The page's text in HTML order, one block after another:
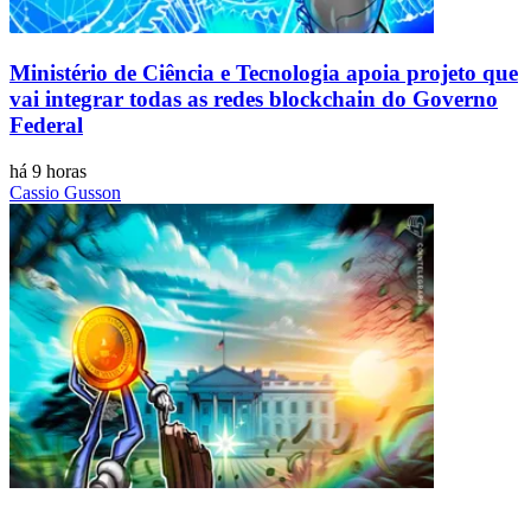
Ministério de Ciência e Tecnologia apoia projeto que
vai integrar todas as redes blockchain do Governo
Federal
há 9 horas
Cassio Gusson